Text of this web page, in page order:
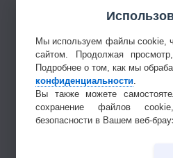
Мы используем файлы cookie,
сайтом. Продолжая
Подробнее о том, как мы
конфиденциальности
Вы также можете
сохранение файлов
безопасности в Вашем веб-